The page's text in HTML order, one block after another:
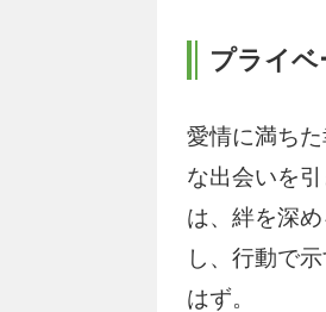
プライベ
愛情に満ち
な出会いを
は、絆を深
し、行動で
はず。